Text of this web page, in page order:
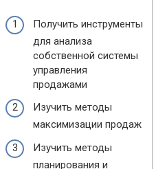
Получить инструменты
для анализа
собственной системы
управления
продажами
Изучить методы
максимизации продаж
Изучить методы
планирования и